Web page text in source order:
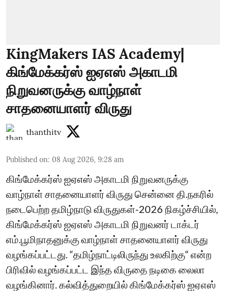
KingMakers IAS Academy|
கிங்மேக்கர்ஸ் ஐஏஎஸ் அகாடமி
நிறுவனருக்கு வாழ்நாள்
சாதனையாளர் விருது
thanthitv
Published on: 08 Aug 2026, 9:28 am
கிங்மேக்கர்ஸ் ஐஏஎஸ் அகாடமி நிறுவனருக்கு
வாழ்நாள் சாதனையாளர் விருது சென்னை தி.நகரில்
நடைபெற்ற தமிழ்நாடு விருதுகள்-2026 நிகழ்ச்சியில்,
கிங்மேக்கர்ஸ் ஐஏஎஸ் அகாடமி நிறுவனர் டாக்டர்
எம்.பூமிநாதனுக்கு வாழ்நாள் சாதனையாளர் விருது
வழங்கப்பட்டது. “தமிழ்நாட்டிலிருந்து உலகிற்கு“ என்ற
பிரிவில் வழங்கப்பட்ட இந்த விருதை நடிகை லைலா
வழங்கினார். கல்வித்துறையில் கிங்மேக்கர்ஸ் ஐஏஎஸ்